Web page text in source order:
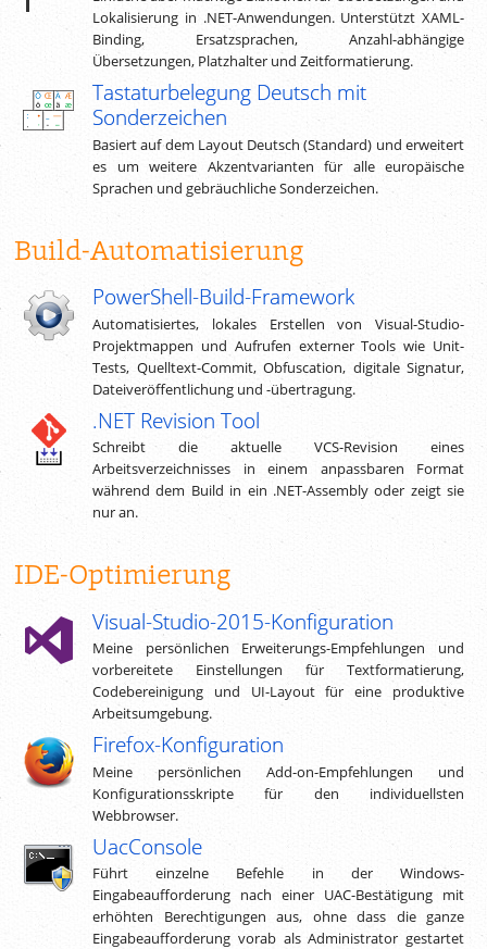
Lokalisierung in .NET-Anwendungen. Unterstützt XAML-
Binding, Ersatzsprachen, Anzahl-abhängige
Übersetzungen, Platzhalter und Zeitformatierung.
Tastaturbelegung Deutsch mit
Sonderzeichen
Basiert auf dem Layout Deutsch (Standard) und erweitert
es um weitere Akzentvarianten für alle europäische
Sprachen und gebräuchliche Sonderzeichen.
Build-Automatisierung
PowerShell-Build-Framework
Automatisiertes, lokales Erstellen von Visual-Studio-
Projektmappen und Aufrufen externer Tools wie Unit-
Tests, Quelltext-Commit, Obfuscation, digitale Signatur,
Dateiveröffentlichung und -übertragung.
.NET Revision Tool
Schreibt die aktuelle VCS-Revision eines
Arbeitsverzeichnisses in einem anpassbaren Format
während dem Build in ein .NET-Assembly oder zeigt sie
nur an.
IDE-Optimierung
Visual-Studio-2015-Konfiguration
Meine persönlichen Erweiterungs-Empfehlungen und
vorbereitete Einstellungen für Textformatierung,
Codebereinigung und UI-Layout für eine produktive
Arbeitsumgebung.
Firefox-Konfiguration
Meine persönlichen Add-on-Empfehlungen und
Konfigurationsskripte für den individuellsten
Webbrowser.
UacConsole
Führt einzelne Befehle in der Windows-
Eingabeaufforderung nach einer UAC-Bestätigung mit
erhöhten Berechtigungen aus, ohne dass die ganze
Eingabeaufforderung vorab als Administrator gestartet